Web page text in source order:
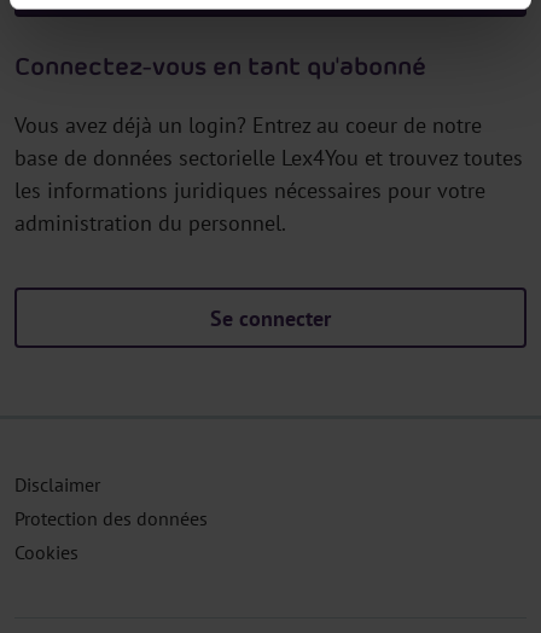
Connectez-vous en tant qu'abonné
Vous avez déjà un login? Entrez au coeur de notre
base de données sectorielle Lex4You et trouvez toutes
les informations juridiques nécessaires pour votre
administration du personnel.
Se connecter
Disclaimer
Protection des données
Cookies